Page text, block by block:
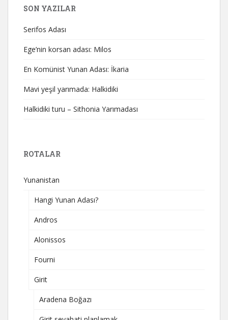
SON YAZILAR
Serifos Adası
Ege’nin korsan adası: Milos
En Komünist Yunan Adası: İkaria
Mavi yeşil yarımada: Halkidiki
Halkidiki turu – Sithonia Yarımadası
ROTALAR
Yunanistan
Hangi Yunan Adası?
Andros
Alonissos
Fourni
Girit
Aradena Boğazı